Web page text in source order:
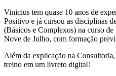
Vinicius tem quase 10 anos de
Positivo e já cursou as disciplinas
(Básicos e Complexos) na curso
Nove de Julho, com formação
Além da explicação na
treino em um livreto digital!